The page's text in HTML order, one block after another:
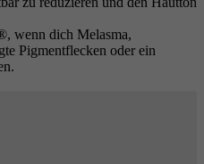
wenn dich Melasma,
Pigmentflecken oder ein